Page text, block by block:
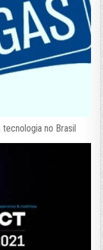
no Brasil